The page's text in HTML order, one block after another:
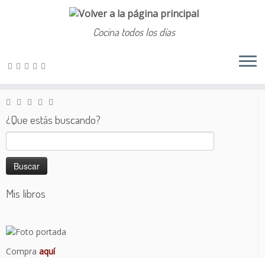
Saltar
Cocina todos los días
¿Que estás buscando?
Buscar:
Mis libros
Compra aquí